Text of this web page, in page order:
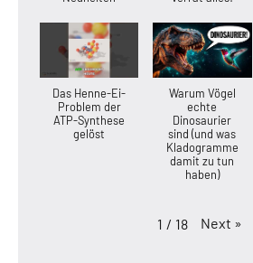
Das Henne-Ei-
Problem der
ATP-Synthese
gelöst
Warum Vögel
echte
Dinosaurier
sind (und was
Kladogramme
damit zu tun
haben)
1 / 18 Next »